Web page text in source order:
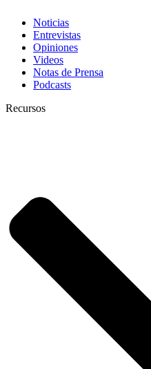
Noticias
Entrevistas
Opiniones
Videos
Notas de Prensa
Podcasts
Recursos